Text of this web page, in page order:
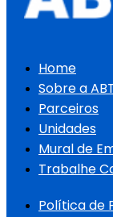
Home
Sobre a
Parceiros
Unidades
Mural de
Trabalhe
Política de